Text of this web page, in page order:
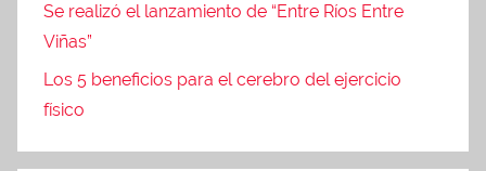
Se realizó el lanzamiento de “Entre Ríos Entre
Viñas”
Los 5 beneficios para el cerebro del ejercicio
físico